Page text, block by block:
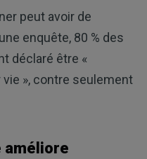
peut avoir de
enquête, 80 % des
déclaré être «
», contre seulement
améliore